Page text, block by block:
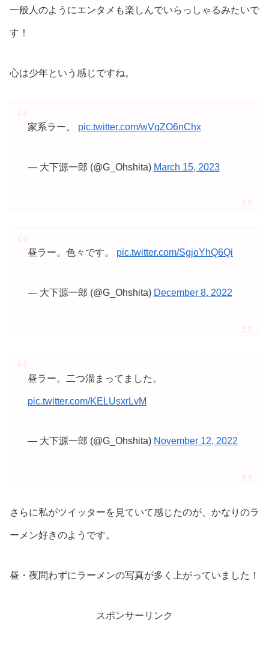
一般人のようにエンタメも楽しんでいらっしゃるみたいで
す！
心は少年という感じですね。
家系ラー。 pic.twitter.com/wVqZO6nChx
— 大下源一郎 (@G_Ohshita) March 15, 2023
昼ラー。色々です。 pic.twitter.com/SgjoYhQ6Qi
— 大下源一郎 (@G_Ohshita) December 8, 2022
昼ラー。二つ溜まってました。
pic.twitter.com/KELUsxrLvM
— 大下源一郎 (@G_Ohshita) November 12, 2022
さらに私がツイッターを見ていて感じたのが、かなりのラ
ーメン好きのようです。
昼・夜問わずにラーメンの写真が多く上がっていました！
スポンサーリンク